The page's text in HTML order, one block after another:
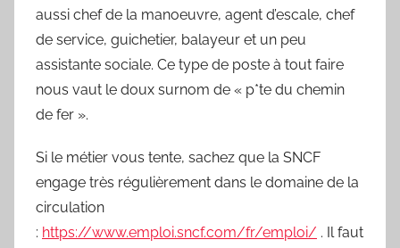
aussi chef de la manoeuvre, agent d’escale, chef
de service, guichetier, balayeur et un peu
assistante sociale. Ce type de poste à tout faire
nous vaut le doux surnom de « p*te du chemin
de fer ».
Si le métier vous tente, sachez que la SNCF
engage très régulièrement dans le domaine de la
circulation
: https://www.emploi.sncf.com/fr/emploi/ . Il faut